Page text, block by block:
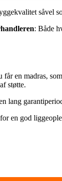
såvel
: Både
en madras,
støtte.
lang
en god